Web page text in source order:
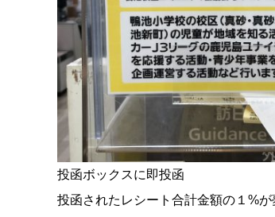
投函ボックスに即投函
投函されたレシート合計金額の１%